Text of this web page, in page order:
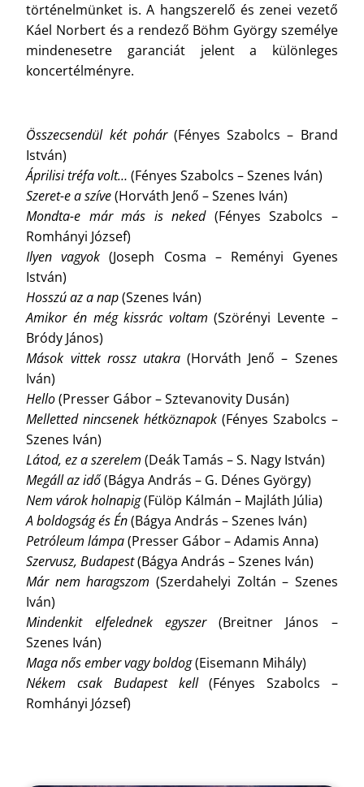
történelmünket is. A hangszerelő és zenei vezető
Káel Norbert és a rendező Böhm György személye
mindenesetre garanciát jelent a különleges
koncertélményre.
Összecsendül két pohár(Fényes Szabolcs – Brand
István)
Áprilisi tréfa volt… (Fényes Szabolcs – Szenes Iván)
Szeret-e a szíve(Horváth Jenő – Szenes Iván)
Mondta-e már más is neked(Fényes Szabolcs –
Romhányi József)
Ilyen vagyok (Joseph Cosma – Reményi Gyenes
István)
Hosszú az a nap(Szenes Iván)
Amikor én még kissrác voltam (Szörényi Levente –
Bródy János)
Mások vittek rossz utakra(Horváth Jenő – Szenes
Iván)
Hello(Presser Gábor – Sztevanovity Dusán)
Melletted nincsenek hétköznapok (Fényes Szabolcs –
Szenes Iván)
Látod, ez a szerelem (Deák Tamás – S. Nagy István)
Megáll az idő(Bágya András – G. Dénes György)
Nem várok holnapig(Fülöp Kálmán – Majláth Júlia)
A boldogság és Én(Bágya András – Szenes Iván)
Petróleum lámpa(Presser Gábor – Adamis Anna)
Szervusz, Budapest(Bágya András – Szenes Iván)
Már nem haragszom (Szerdahelyi Zoltán – Szenes
Iván)
Mindenkit elfelednek egyszer(Breitner János –
Szenes Iván)
Maga nős ember vagy boldog(Eisemann Mihály)
Nékem csak Budapest kell(Fényes Szabolcs –
Romhányi József)